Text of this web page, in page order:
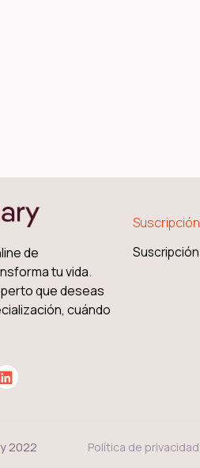
de
tu vida.
que deseas
cuándo
Suscripción
Suscripción
2022 Política de privacidad